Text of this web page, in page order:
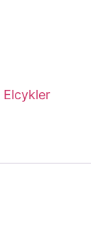
Elcykler